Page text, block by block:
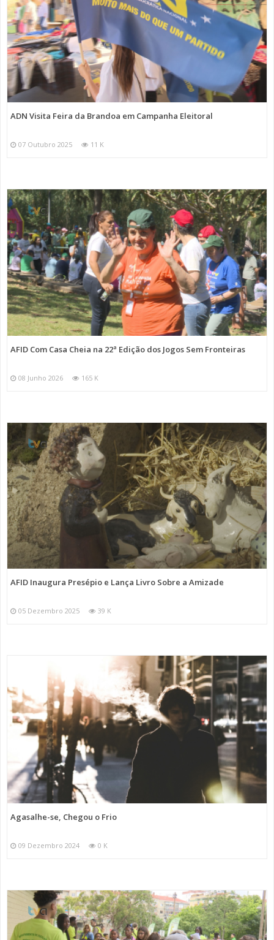
ADN Visita Feira da Brandoa em Campanha Eleitoral
07 Outubro 2025 11 K
AFID Com Casa Cheia na 22ª Edição dos Jogos Sem Fronteiras
08 Junho 2026 165 K
AFID Inaugura Presépio e Lança Livro Sobre a Amizade
05 Dezembro 2025 39 K
Agasalhe-se, Chegou o Frio
09 Dezembro 2024 0 K